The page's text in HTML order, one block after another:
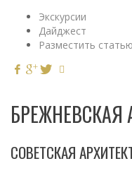
Экскурсии
Дайджест
Разместить статью
БРЕЖНЕВСКАЯ
СОВЕТСКАЯ